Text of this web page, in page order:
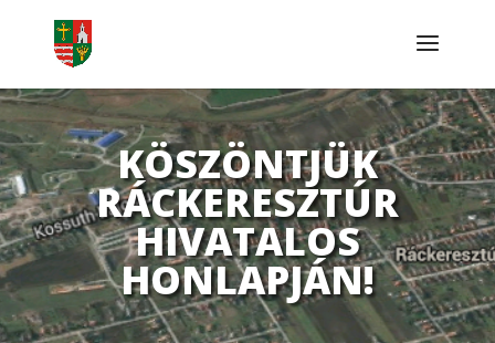
KÖSZÖNTJÜK
RÁCKERESZTÚR
HIVATALOS
HONLAPJÁN!